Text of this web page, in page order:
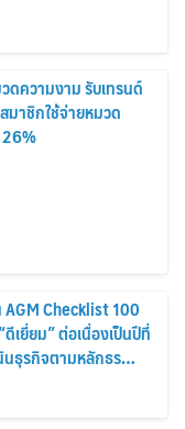
ดความงาม รับเทรนด์
าชิกใช้จ่ายหมวด
26%
AGM Checklist 100
เยี่ยม” ต่อเนื่องเป็นปีที่
นธุรกิจตามหลักธร
ร้างความเชื่อมั่นผู้ถือ